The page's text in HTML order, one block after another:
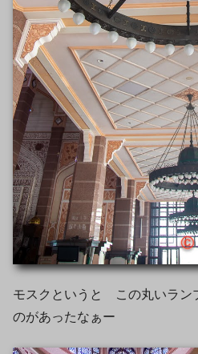
モスクというと この丸いラ
のがあったなぁー